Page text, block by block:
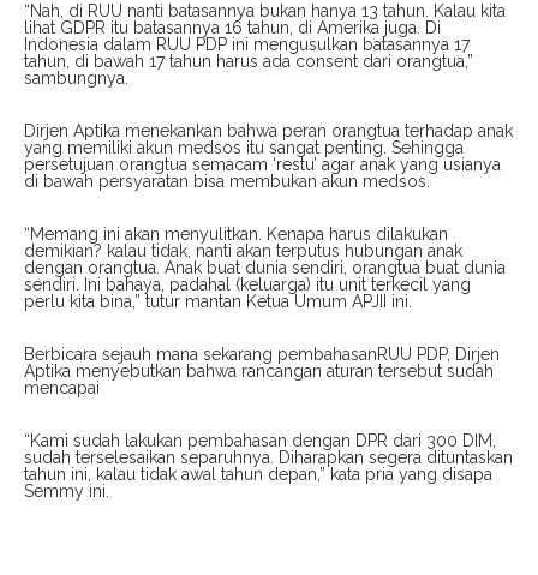
“Nah, di RUU nanti batasannya bukan hanya 13 tahun. Kalau kita
lihat GDPR itu batasannya 16 tahun, di Amerika juga. Di
Indonesia dalam RUU PDP ini mengusulkan batasannya 17
tahun, di bawah 17 tahun harus ada consent dari orangtua,”
sambungnya.
Dirjen Aptika menekankan bahwa peran orangtua terhadap anak
yang memiliki akun medsos itu sangat penting. Sehingga
persetujuan orangtua semacam ‘restu’ agar anak yang usianya
di bawah persyaratan bisa membukan akun medsos.
“Memang ini akan menyulitkan. Kenapa harus dilakukan
demikian? kalau tidak, nanti akan terputus hubungan anak
dengan orangtua. Anak buat dunia sendiri, orangtua buat dunia
sendiri. Ini bahaya, padahal (keluarga) itu unit terkecil yang
perlu kita bina,” tutur mantan Ketua Umum APJII ini.
Berbicara sejauh mana sekarang pembahasanRUU PDP, Dirjen
Aptika menyebutkan bahwa rancangan aturan tersebut sudah
mencapai
“Kami sudah lakukan pembahasan dengan DPR dari 300 DIM,
sudah terselesaikan separuhnya. Diharapkan segera dituntaskan
tahun ini, kalau tidak awal tahun depan,” kata pria yang disapa
Semmy ini.